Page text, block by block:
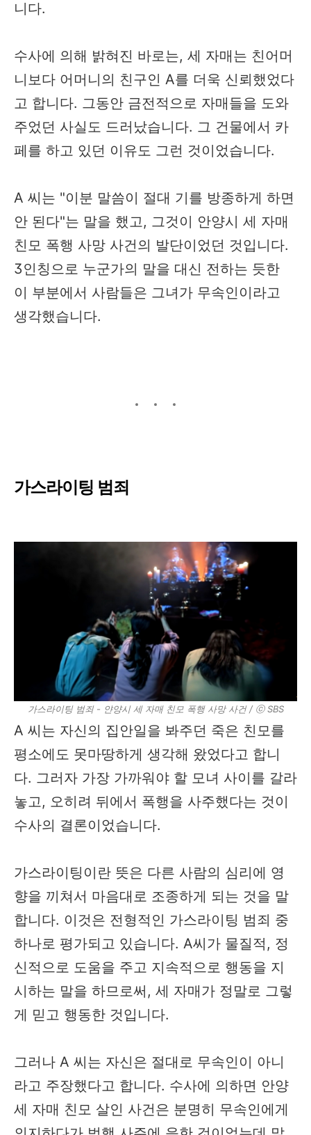
니다.
수사에 의해 밝혀진 바로는, 세 자매는 친어머
니보다 어머니의 친구인 A를 더욱 신뢰했었다
고 합니다. 그동안 금전적으로 자매들을 도와
주었던 사실도 드러났습니다. 그 건물에서 카
페를 하고 있던 이유도 그런 것이었습니다.
A 씨는 "이분 말씀이 절대 기를 방종하게 하면
안 된다"는 말을 했고, 그것이 안양시 세 자매
친모 폭행 사망 사건의 발단이었던 것입니다.
3인칭으로 누군가의 말을 대신 전하는 듯한
이 부분에서 사람들은 그녀가 무속인이라고
생각했습니다.
가스라이팅 범죄
가스라이팅 범죄 - 얀양시 세 자매 친모 폭행 사망 사건 / ⓒ SBS
A 씨는 자신의 집안일을 봐주던 죽은 친모를
평소에도 못마땅하게 생각해 왔었다고 합니
다. 그러자 가장 가까워야 할 모녀 사이를 갈라
놓고, 오히려 뒤에서 폭행을 사주했다는 것이
수사의 결론이었습니다. ​
가스라이팅이란 뜻은 다른 사람의 심리에 영
향을 끼쳐서 마음대로 조종하게 되는 것을 말
합니다. 이것은 전형적인 가스라이팅 범죄 중
하나로 평가되고 있습니다. ​A씨가 물질적, 정
신적으로 도움을 주고 지속적으로 행동을 지
시하는 말을 하므로써, 세 자매가 정말로 그렇
게 믿고 행동한 것입니다.
그러나 A 씨는 자신은 절대로 무속인이 아니
라고 주장했다고 합니다. 수사에 의하면 안양
세 자매 친모 살인 사건은 분명히 무속인에게